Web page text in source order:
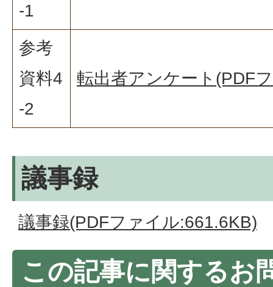
-1
参考
資料4
-2
転出者アンケート(PDF
議事録
議事録(PDFファイル:661.6KB)
この記事に関するお